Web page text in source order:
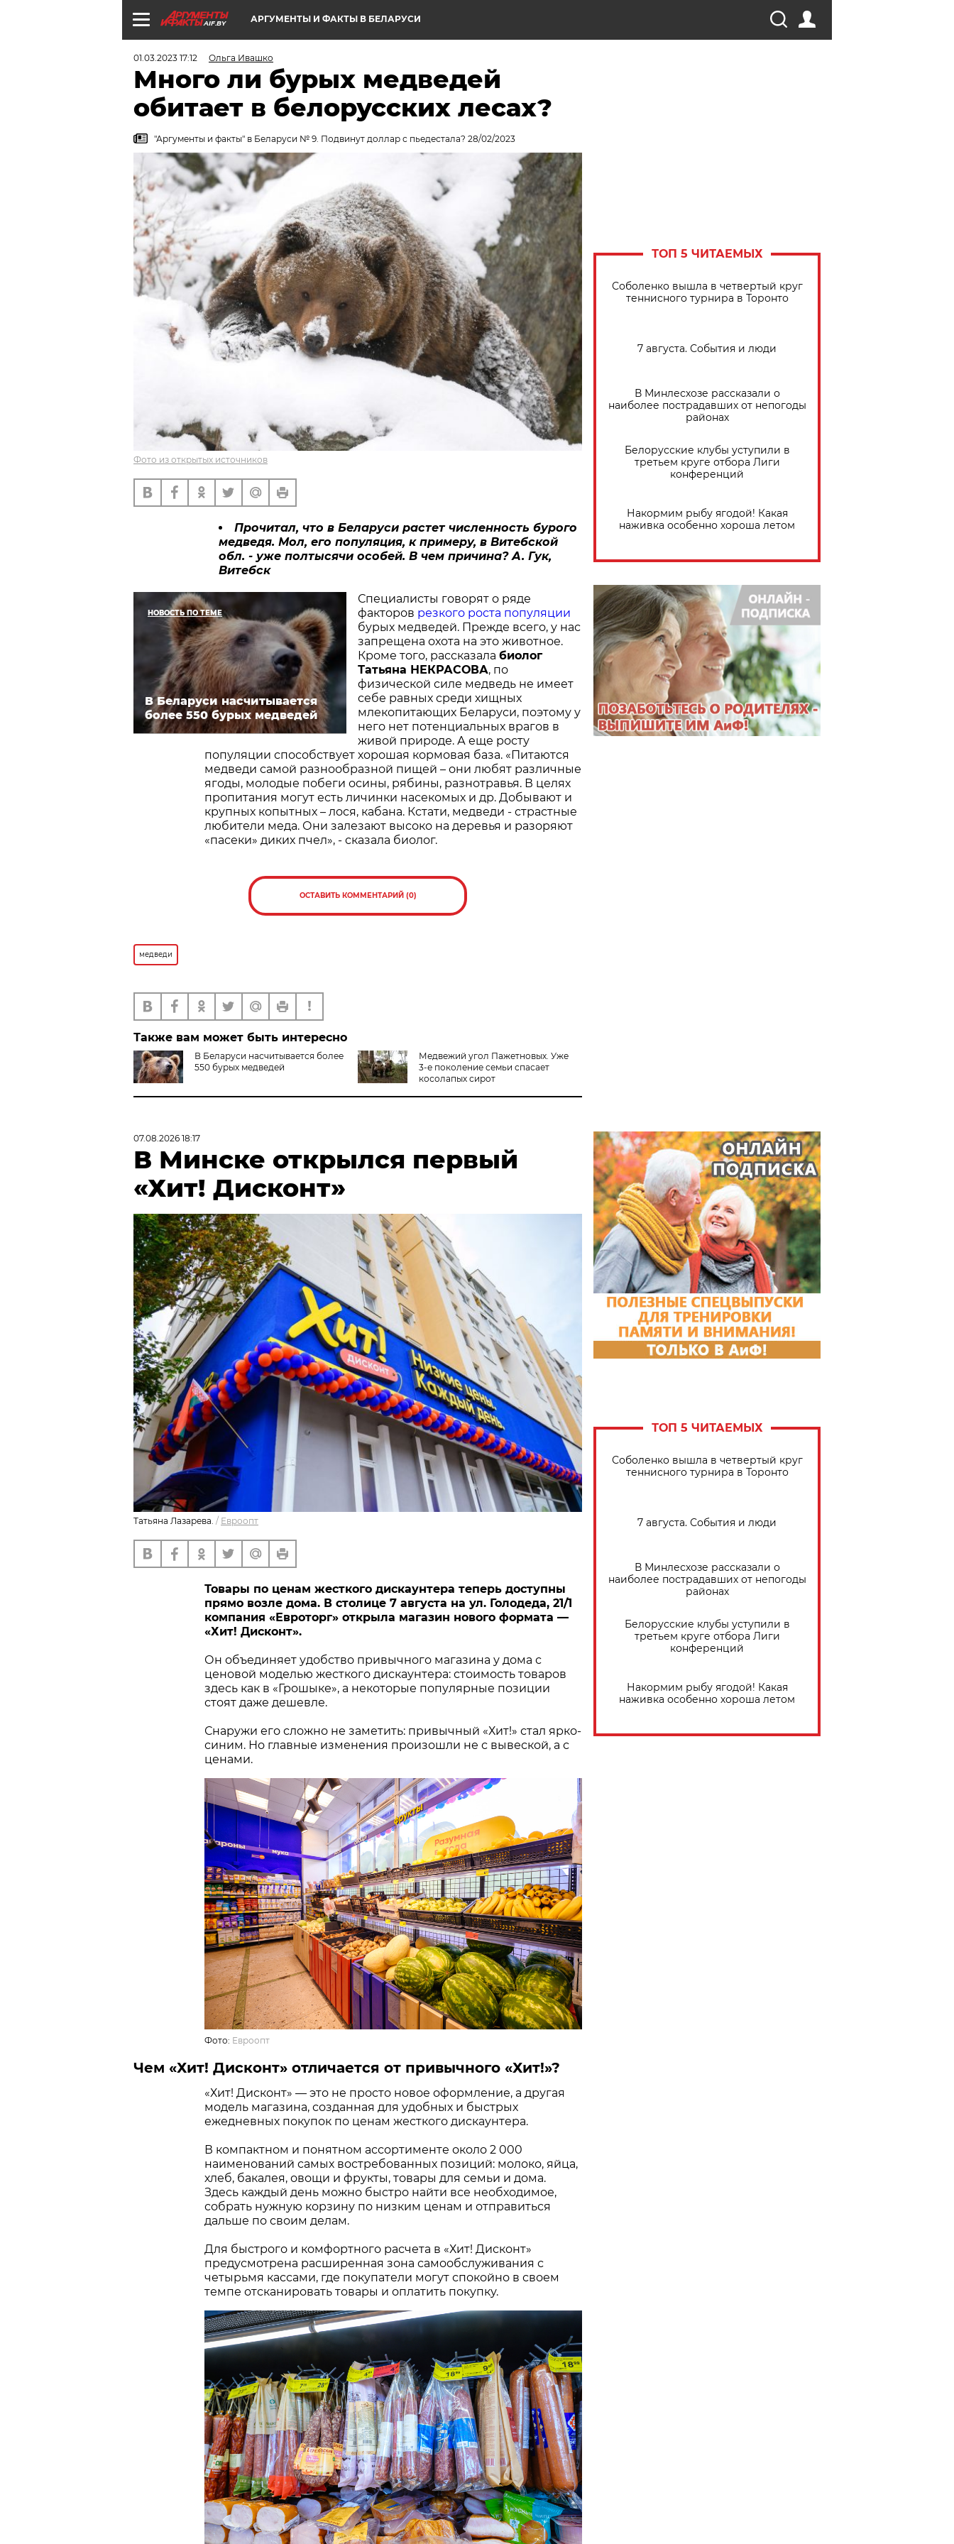
AIF.BY АРГУМЕНТЫ И ФАКТЫ В БЕЛАРУСИ
01.03.2023 17:12 Ольга Ивашко
Много ли бурых медведей
обитает в белорусских лесах?
"Аргументы и факты" в Беларуси № 9. Подвинут доллар с пьедестала? 28/02/2023
Фото из открытых источников
Прочитал, что в Беларуси растет численность бурого
медведя. Мол, его популяция, к примеру, в Витебской
обл. - уже полтысячи особей. В чем причина? А. Гук,
Витебск
НОВОСТЬ ПО ТЕМЕ
В Беларуси насчитывается
более 550 бурых медведей
Специалисты говорят о ряде
факторов резкого роста популяции
бурых медведей. Прежде всего, у нас
запрещена охота на это животное.
Кроме того, рассказала биолог
Татьяна НЕКРАСОВА, по
физической силе медведь не имеет
себе равных среди хищных
млекопитающих Беларуси, поэтому у
него нет потенциальных врагов в
живой природе. А еще росту
популяции способствует хорошая кормовая база. «Питаются
медведи самой разнообразной пищей – они любят различные
ягоды, молодые побеги осины, рябины, разнотравья. В целях
пропитания могут есть личинки насекомых и др. Добывают и
крупных копытных – лося, кабана. Кстати, медведи - страстные
любители меда. Они залезают высоко на деревья и разоряют
«пасеки» диких пчел», - сказала биолог.
ОСТАВИТЬ КОММЕНТАРИЙ (0)
медведи
Также вам может быть интересно
В Беларуси насчитывается более
550 бурых медведей
Медвежий угол Пажетновых. Уже
3-е поколение семьи спасает
косолапых сирот
ТОП 5 ЧИТАЕМЫХ
Соболенко вышла в четвертый круг
теннисного турнира в Торонто
7 августа. События и люди
В Минлесхозе рассказали о
наиболее пострадавших от непогоды
районах
Белорусские клубы уступили в
третьем круге отбора Лиги
конференций
Накормим рыбу ягодой! Какая
наживка особенно хороша летом
07.08.2026 18:17
В Минске открылся первый
«Хит! Дисконт»
Татьяна Лазарева. / Евроопт
Товары по ценам жесткого дискаунтера теперь доступны
прямо возле дома. В столице 7 августа на ул. Голодеда, 21/1
компания «Евроторг» открыла магазин нового формата —
«Хит! Дисконт».
Он объединяет удобство привычного магазина у дома с
ценовой моделью жесткого дискаунтера: стоимость товаров
здесь как в «Грошыке», а некоторые популярные позиции
стоят даже дешевле.
Снаружи его сложно не заметить: привычный «Хит!» стал ярко-
синим. Но главные изменения произошли не с вывеской, а с
ценами.
Фото: Евроопт
Чем «Хит! Дисконт» отличается от привычного «Хит!»?
«Хит! Дисконт» — это не просто новое оформление, а другая
модель магазина, созданная для удобных и быстрых
ежедневных покупок по ценам жесткого дискаунтера.
В компактном и понятном ассортименте около 2 000
наименований самых востребованных позиций: молоко, яйца,
хлеб, бакалея, овощи и фрукты, товары для семьи и дома.
Здесь каждый день можно быстро найти все необходимое,
собрать нужную корзину по низким ценам и отправиться
дальше по своим делам.
Для быстрого и комфортного расчета в «Хит! Дисконт»
предусмотрена расширенная зона самообслуживания с
четырьмя кассами, где покупатели могут спокойно в своем
темпе отсканировать товары и оплатить покупку.
ТОП 5 ЧИТАЕМЫХ
Соболенко вышла в четвертый круг
теннисного турнира в Торонто
7 августа. События и люди
В Минлесхозе рассказали о
наиболее пострадавших от непогоды
районах
Белорусские клубы уступили в
третьем круге отбора Лиги
конференций
Накормим рыбу ягодой! Какая
наживка особенно хороша летом